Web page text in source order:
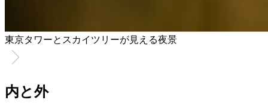
東京タワーとスカイツリーが見える夜景
内と外